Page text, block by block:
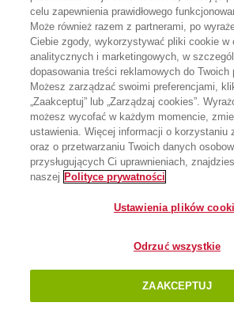
celu zapewnienia prawidłowego
Może również razem z partnerami, po
Ciebie zgody, wykorzystywać pliki cookie w
analitycznych i marketingowych, w
dopasowania treści reklamowych do Twoich
Możesz zarządzać swoimi preferencjami,
„Zaakceptuj” lub „Zarządzaj cookies”.
możesz wycofać w każdym momencie,
ustawienia. Więcej informacji o korzystaniu
oraz o przetwarzaniu Twoich danych
przysługujących Ci uprawnieniach,
naszej Polityce prywatności
Ustawienia plików
Odrzuć wszystkie
ZAAKCEPTUJ